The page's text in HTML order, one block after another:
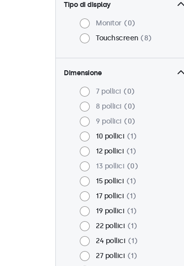
Tipo di display
Monitor
0
Touchscreen
8
Dimensione
7 pollici
0
8 pollici
0
9 pollici
0
10 pollici
1
12 pollici
1
13 pollici
0
15 pollici
1
17 pollici
1
19 pollici
1
22 pollici
1
24 pollici
1
27 pollici
1